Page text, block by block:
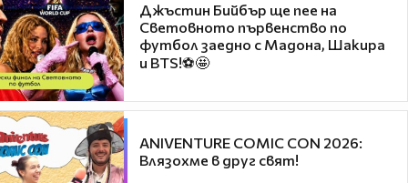
Джъстин Бийбър ще пее на
Световното първенство по
футбол заедно с Мадона, Шакира
и BTS!⚽🤩
ANIVENTURE COMIC CON 2026:
Влязохме в друг свят!